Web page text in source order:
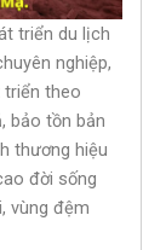
triển du lịch
nghiệp,
theo
bảo tồn bản
thương hiệu
đời sống
vùng đệm